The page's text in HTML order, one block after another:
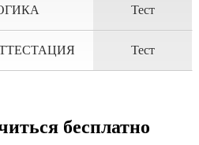
Тест
Тест
бесплатно